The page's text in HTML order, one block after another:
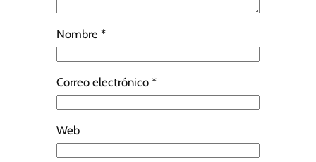
Nombre *
Correo electrónico *
Web